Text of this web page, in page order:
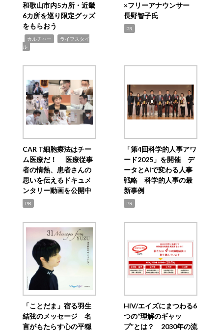
和歌山市内5カ所・近畿
6カ所を巡り限定グッズ
をもらおう
カルチャー
ライフスタイ
ル
×フリーアナウンサー
長野智子氏
PR
CAR T細胞療法はチー
ム医療だ！ 医療従事
者の情熱、患者さんの
思いを伝えるドキュメ
ンタリー動画を公開中
PR
「第4回科学的人事アワ
ード2025」を開催 デ
ータとAIで変わる人事
戦略 科学的人事の最
新事例
PR
「ことだま」宿る羽生
結弦のメッセージ 名
言がもたらす心の平穏
HIV/エイズにまつわる6
つの“理解のギャッ
プ”とは？ 2030年の流